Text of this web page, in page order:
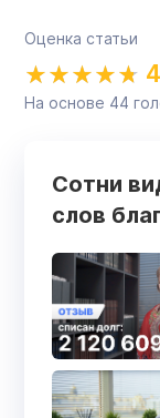
Оценка статьи
На основе 44
Сотни
слов